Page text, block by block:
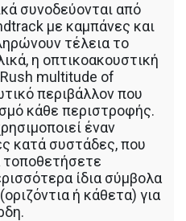
συνοδεύονται από
με καμπάνες και
τέλεια το
η οπτικοακουστική
multitude of
περιβάλλον που
κάθε περιστροφής.
έναν
κατά συστάδες, που
τοποθετήσετε
ίδια σύμβολα
ή κάθετα) για